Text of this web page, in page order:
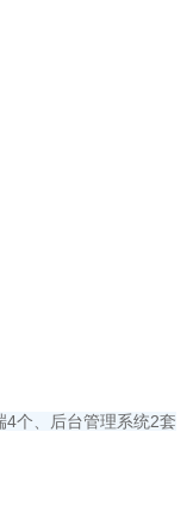
个、后台管理系统2套